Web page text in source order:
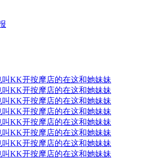
KK开按摩店的在这和她妹妹
KK开按摩店的在这和她妹妹
KK开按摩店的在这和她妹妹
KK开按摩店的在这和她妹妹
KK开按摩店的在这和她妹妹
KK开按摩店的在这和她妹妹
KK开按摩店的在这和她妹妹
KK开按摩店的在这和她妹妹